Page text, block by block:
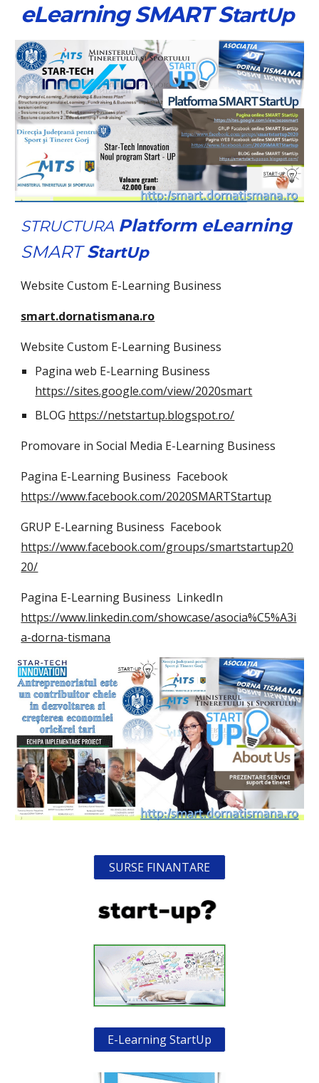
eLearning SMART StartUp
STRUCTURA
Platform eLearning
SMART StartUp
Website Custom E-Learning Business
smart.dornatismana.ro
Website Custom E-Learning Business
https://sites.google.com/view/2020smart
BLOG https://netstartup.blogspot.ro/
Promovare in Social Media E-Learning Business
https://www.facebook.com/2020SMARTStartup
https://www.facebook.com/groups/smartstartup20
20/
Pagina E-Learning Business  LinkedIn
https://www.linkedin.com/showcase/asocia%C5%A3i
a-dorna-tismana
SURSE FINANTARE
E-Learning StartUp